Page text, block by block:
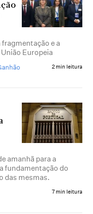
e a
Europeia
2 min leitura
amanhã para a
fundamentação do
das mesmas.
7 min leitura